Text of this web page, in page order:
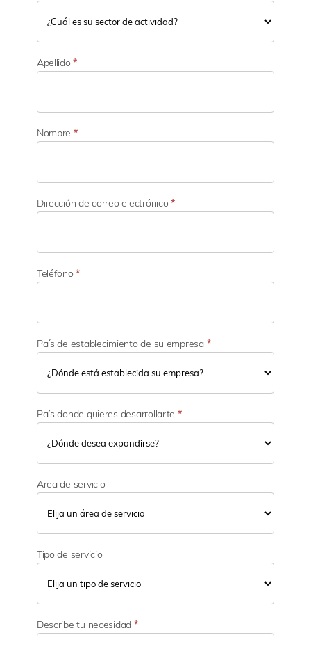
e
c
d
e
i
v
a
d
Apellido*
Nombre *
Dirección de correo electrónico*
Teléfono*
País de establecimiento de su empresa *
País donde quieres desarrollarte *
Area de servicio
Tipo de servicio
Describe tu necesidad *